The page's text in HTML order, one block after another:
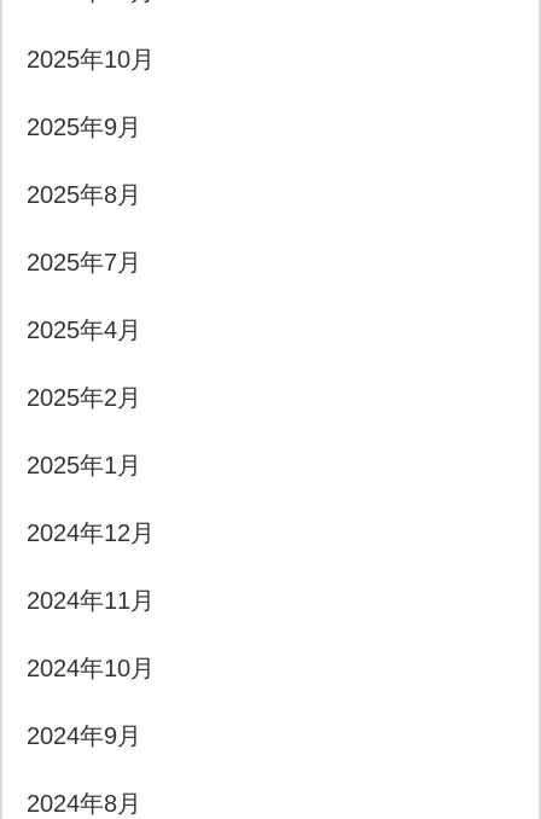
2025年10月
2025年9月
2025年8月
2025年7月
2025年4月
2025年2月
2025年1月
2024年12月
2024年11月
2024年10月
2024年9月
2024年8月